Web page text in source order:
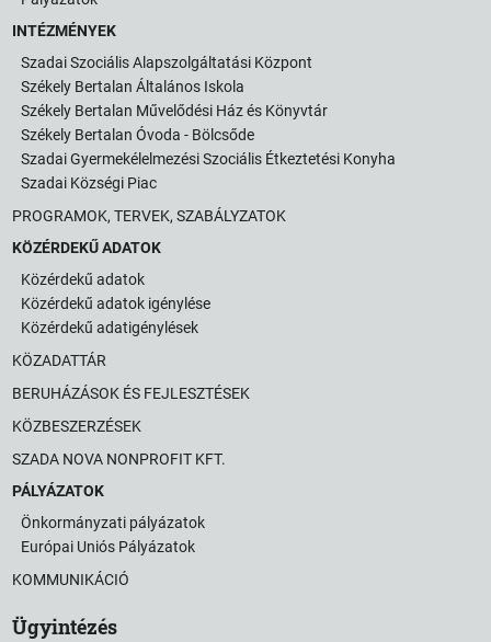
INTÉZMÉNYEK
Szadai Szociális Alapszolgáltatási Központ
Székely Bertalan Általános Iskola
Székely Bertalan Művelődési Ház és Könyvtár
Székely Bertalan Óvoda - Bölcsőde
Szadai Gyermekélelmezési Szociális Étkeztetési Konyha
Szadai Községi Piac
PROGRAMOK, TERVEK, SZABÁLYZATOK
KÖZÉRDEKŰ ADATOK
Közérdekű adatok
Közérdekű adatok igénylése
Közérdekű adatigénylések
KÖZADATTÁR
BERUHÁZÁSOK ÉS FEJLESZTÉSEK
KÖZBESZERZÉSEK
SZADA NOVA NONPROFIT KFT.
PÁLYÁZATOK
Önkormányzati pályázatok
Európai Uniós Pályázatok
KOMMUNIKÁCIÓ
Ügyintézés